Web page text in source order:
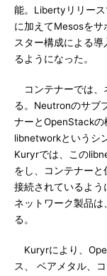
能。Libertyリリー
に加えてMesosを
スター構成による
るようになった。
コンテナーでは、
る。Neutronのサブ
ナーとOpenStackの
libnetworkというシ
Kuryrでは、この
をし、コンテナー
接続されているよ
ネットワーク製品
る。
Kuryrにより、
ス、 ベアメタル、